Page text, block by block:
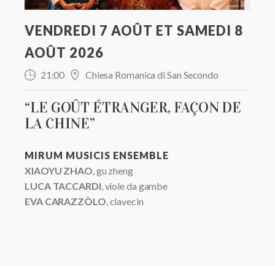
VENDREDI 7 AOÛT ET SAMEDI 8
AOÛT 2026
21:00 Chiesa Romanica di San Secondo
“LE GOÛT ÉTRANGER, FAÇON DE
LA CHINE”
MIRUM MUSICIS ENSEMBLE
XIAOYU ZHAO, gu zheng
LUCA TACCARDI, viole da gambe
EVA CARAZZÒLO, clavecin